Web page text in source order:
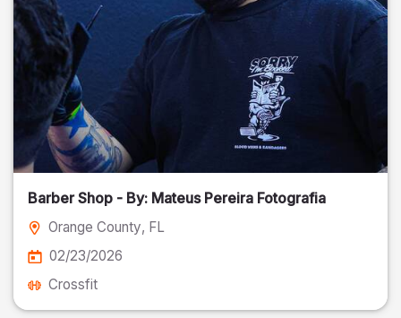
Barber Shop - By: Mateus Pereira Fotografia
Orange County, FL
02/23/2026
Crossfit